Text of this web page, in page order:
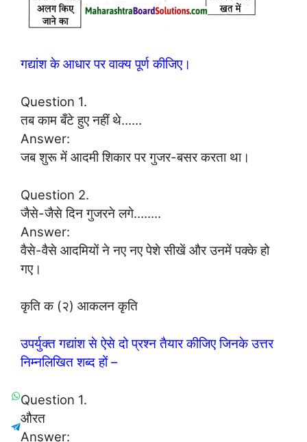
गद्यांश के आधार पर वाक्य पूर्ण कीजिए।
Question 1.
तब काम बँटे हुए नहीं थे……
Answer:
जब शुरू में आदमी शिकार पर गुजर-बसर करता था।
Question 2.
जैसे-जैसे दिन गुजरने लगे……..
Answer:
वैसे-वैसे आदमियों ने नए नए पेशे सीखें और उनमें पक्के हो
गए।
कृति क (२) आकलन कृति
उपर्युक्त गद्यांश से ऐसे दो प्रश्न तैयार कीजिए जिनके उत्तर
निम्नलिखित शब्द हों –
Question 1.
औरत
Answer: